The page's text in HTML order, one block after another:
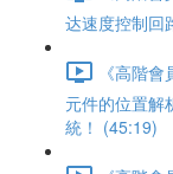
达速度控制回
《高階
元件的位置解
統！ (45:19)